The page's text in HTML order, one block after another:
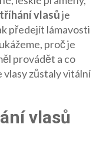
vlasůje
předejít lámavosti
proč je
provádět a co
vlasy zůstaly vitální
vlasů